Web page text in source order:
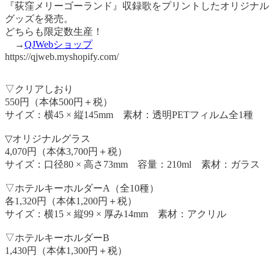
『荻窪メリーゴーランド』収録歌をプリントしたオリジナル
グッズを発売。
どちらも限定数生産！
→QJWebショップ
https://qjweb.myshopify.com/
▽クリアしおり
550円（本体500円＋税）
サイズ：横45 × 縦145mm 素材：透明PETフィルム全1種
▽オリジナルグラス
4,070円（本体3,700円＋税）
サイズ：口径80 × 高さ73mm 容量：210ml 素材：ガラス
▽ホテルキーホルダーA（全10種）
各1,320円（本体1,200円＋税）
サイズ：横15 × 縦99 × 厚み14mm 素材：アクリル
▽ホテルキーホルダーB
1,430円（本体1,300円＋税）